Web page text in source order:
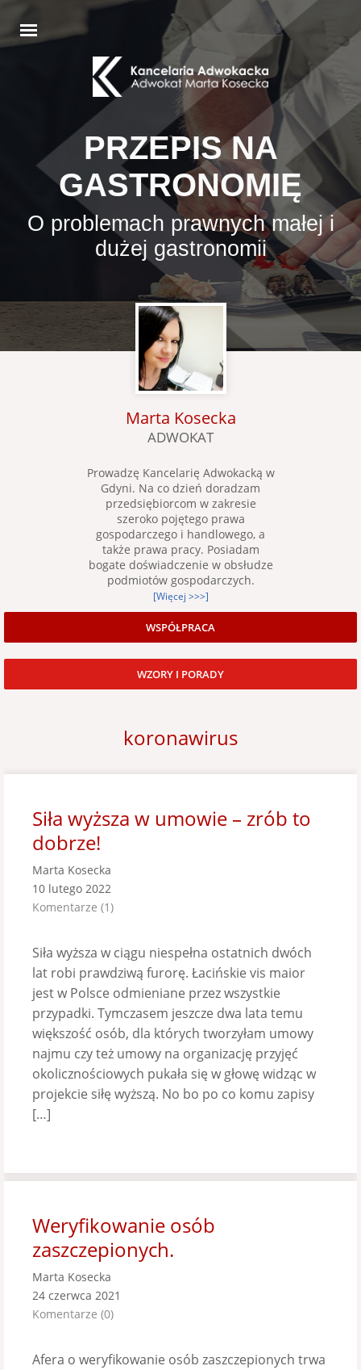
PRZEPIS NA
GASTRONOMIĘ
O problemach prawnych małej i
dużej gastronomii
Marta Kosecka
ADWOKAT
Prowadzę Kancelarię Adwokacką w
Gdyni. Na co dzień doradzam
przedsiębiorcom w zakresie
szeroko pojętego prawa
gospodarczego i handlowego, a
także prawa pracy. Posiadam
bogate doświadczenie w obsłudze
podmiotów gospodarczych.
[Więcej >>>]
WSPÓŁPRACA
WZORY I PORADY
koronawirus
Siła wyższa w umowie – zrób to
dobrze!
Marta Kosecka
10 lutego 2022
Komentarze (1)
Siła wyższa w ciągu niespełna ostatnich dwóch
lat robi prawdziwą furorę. Łacińskie vis maior
jest w Polsce odmieniane przez wszystkie
przypadki. Tymczasem jeszcze dwa lata temu
większość osób, dla których tworzyłam umowy
najmu czy też umowy na organizację przyjęć
okolicznościowych pukała się w głowę widząc w
projekcie siłę wyższą. No bo po co komu zapisy
[…]
Weryfikowanie osób
zaszczepionych.
Marta Kosecka
24 czerwca 2021
Komentarze (0)
Afera o weryfikowanie osób zaszczepionych trwa